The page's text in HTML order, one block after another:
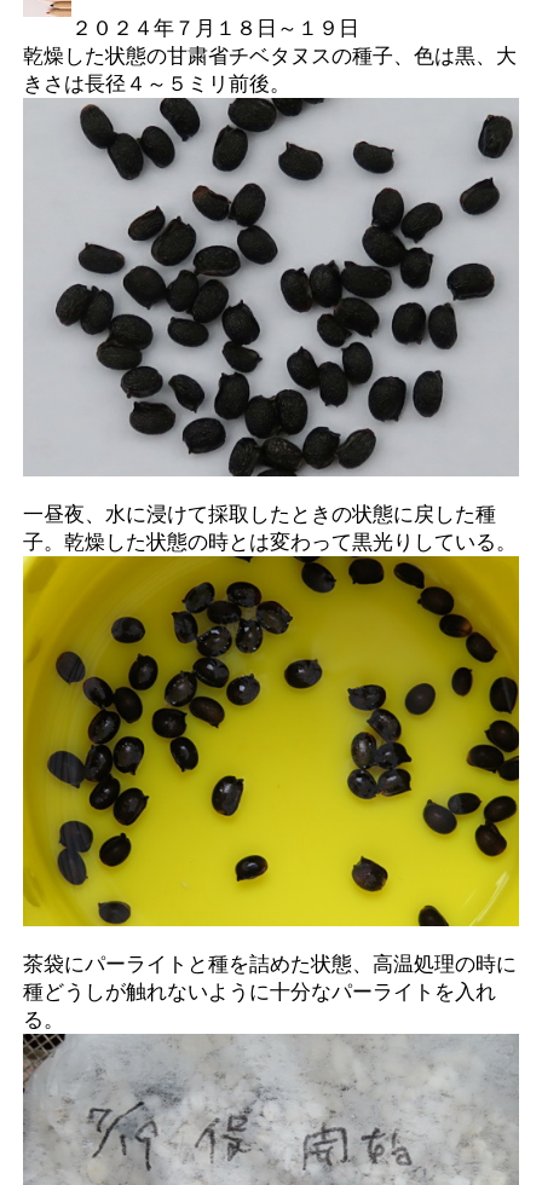
２０２４年７月１８日～１９日
乾燥した状態の甘粛省チベタヌスの種子、色は黒、大
きさは長径４～５ミリ前後。
一昼夜、水に浸けて採取したときの状態に戻した種
子。乾燥した状態の時とは変わって黒光りしている。
茶袋にパーライトと種を詰めた状態、高温処理の時に
種どうしが触れないように十分なパーライトを入れ
る。